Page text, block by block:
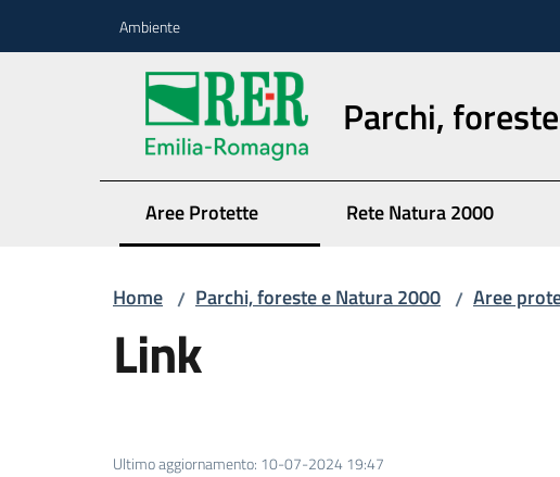
Ambiente
Parchi,
Aree Protette Rete Natura 2000
Home / Parchi, foreste e Natura 2000 / Aree
Link
Ultimo aggiornamento: 10-07-2024 19:47